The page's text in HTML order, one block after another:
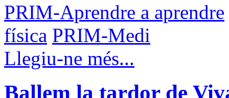
PRIM-Aprendre a aprendre
física PRIM-Medi
Llegiu-ne més...
Ballem la tardor de